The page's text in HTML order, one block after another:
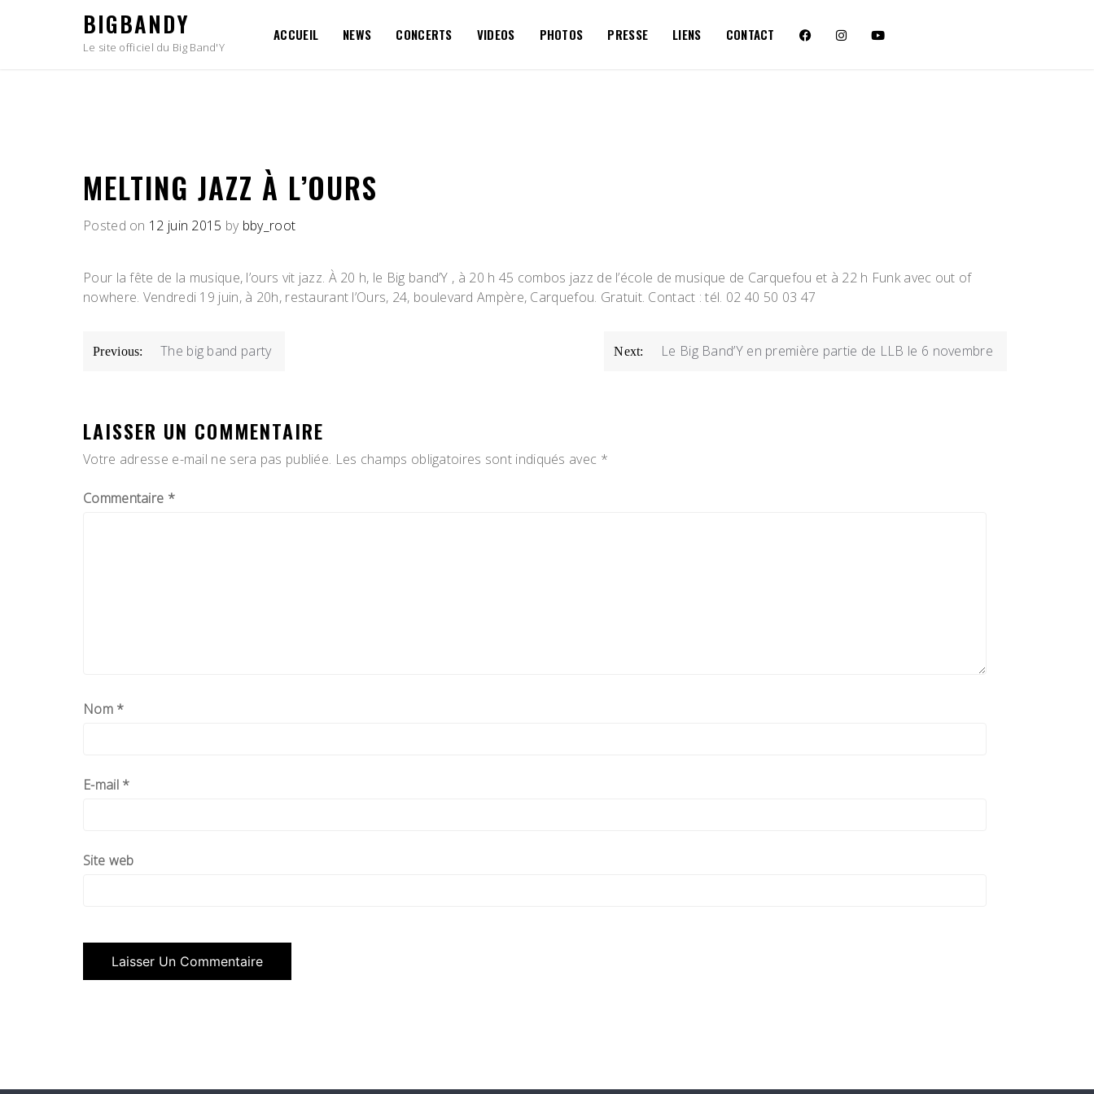
BIGBANDY
Le site officiel du Big Band'Y
ACCUEIL NEWS CONCERTS VIDEOS PHOTOS PRESSE LIENS CONTACT
MELTING JAZZ À L’OURS
Posted on 12 juin 2015 by bby_root
Pour la fête de la musique, l’ours vit jazz. À 20 h, le Big band’Y , à 20 h 45 combos jazz de l’école de musique de Carquefou et à 22 h Funk avec out of
nowhere. Vendredi 19 juin, à 20h, restaurant l’Ours, 24, boulevard Ampère, Carquefou. Gratuit. Contact : tél. 02 40 50 03 47
NAVIGATION
Previous: The big band party Next: Le Big Band’Y en première partie de LLB le 6 novembre
LAISSER UN COMMENTAIRE
Votre adresse e-mail ne sera pas publiée. Les champs obligatoires sont indiqués avec *
Commentaire *
Nom *
E-mail *
Site web